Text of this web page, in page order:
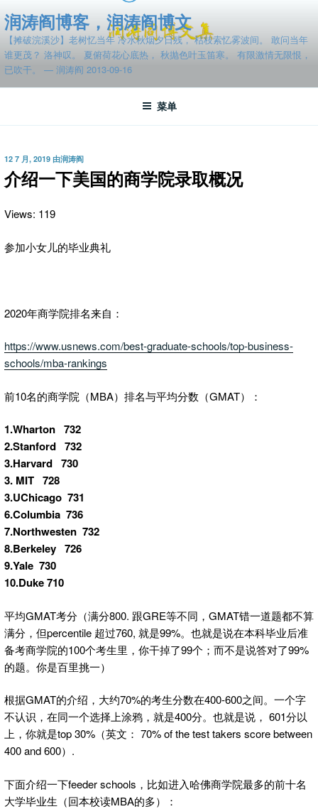
至
容
润涛阎博客，润涛阎博文
【摊破浣溪沙】老树忆当年 冷水秋烟夕日残， 枯枝索忆雾波间。 敢问当年
谁更茂？ 洛神叹。 夏俯荷花心底热， 秋抛色叶玉笛寒。 有限激情无限恨，
已吹干。 — 润涛阎 2013-09-16
菜单
发
于
12 7 月, 2019 由润涛阎
介绍一下美国的商学院录取概况
Views: 119
参加小女儿的毕业典礼
2020年商学院排名来自：
https://www.usnews.com/best-graduate-schools/top-business-
schools/mba-rankings
前10名的商学院（MBA）排名与平均分数（GMAT）：
1.Wharton 732
2.Stanford 732
3.Harvard 730
3. MIT 728
3.UChicago 731
6.Columbia 736
7.Northwesten 732
8.Berkeley 726
9.Yale 730
10.Duke 710
平均GMAT考分（满分800. 跟GRE等不同，GMAT错一道题都不算
满分，但percentile 超过760, 就是99%。也就是说在本科毕业后准
备考商学院的100个考生里，你干掉了99个；而不是说答对了99%
的题。你是百里挑一）
根据GMAT的介绍，大约70%的考生分数在400-600之间。一个字
不认识，在同一个选择上涂鸦，就是400分。也就是说， 601分以
上，你就是top 30%（英文： 70% of the test takers score between
400 and 600）.
下面介绍一下feeder schools，比如进入哈佛商学院最多的前十名
大学毕业生（回本校读MBA的多）：